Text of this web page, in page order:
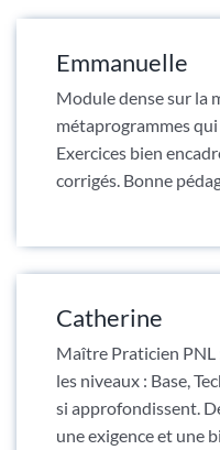
Emmanuelle
Module dense sur la
métaprogrammes
Exercices bien
corrigés. Bonne
Catherine
Maître Praticien PNL
les niveaux : Base,
si approfondissent.
une exigence et une